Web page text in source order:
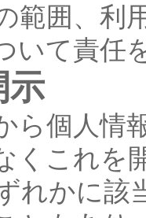
範囲、利
いて責任
示
ら個人情
くこれを
れかに該